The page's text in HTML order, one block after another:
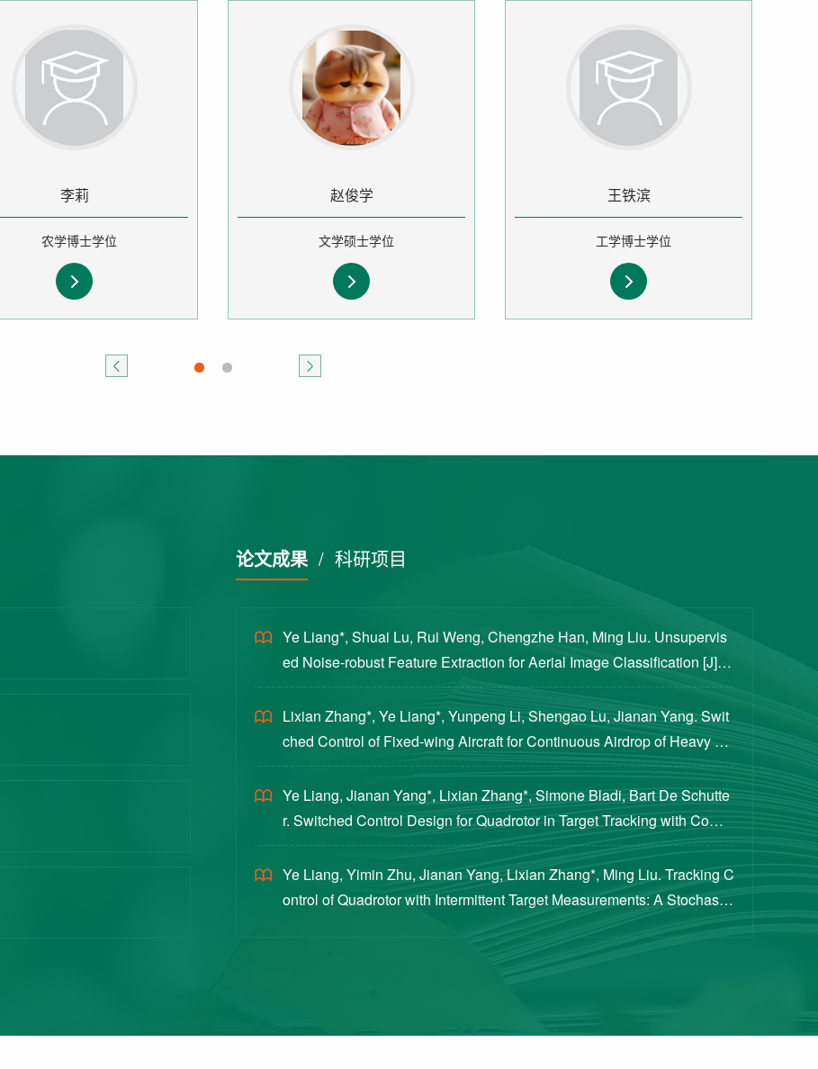
李莉
农学博士学位
赵俊学
文学硕士学位
王铁滨
工学博士学位
论文成果/ 科研项目
Ye Liang*, Shuai Lu, Rui Weng, Chengzhe Han, Ming Liu. Unsupervis
ed Noise-robust Feature Extraction for Aerial Image Classification [J]. S
cience China Technological Sciences, 2020, 63(8): 1406-1415...
Lixian Zhang*, Ye Liang*, Yunpeng Li, Shengao Lu, Jianan Yang. Swit
ched Control of Fixed-wing Aircraft for Continuous Airdrop of Heavy Pa
yloads [J]. Journal of Guidance, Control, and Dynamics, 2023...
Ye Liang, Jianan Yang*, Lixian Zhang*, Simone Bladi, Bart De Schutte
r. Switched Control Design for Quadrotor in Target Tracking with Compl
ex Intermittent Measurements [J]. Journal of Guidance, Cont...
Ye Liang, Yimin Zhu, Jianan Yang, Lixian Zhang*, Ming Liu. Tracking C
ontrol of Quadrotor with Intermittent Target Measurements: A Stochastic